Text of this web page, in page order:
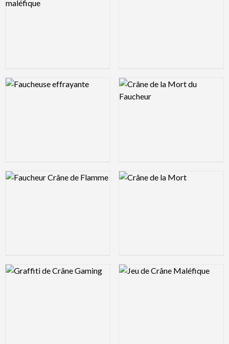
Logo Preview Image Logo Preview Image
Logo Preview Image Logo Preview Image
Logo Preview Image Logo Preview Image